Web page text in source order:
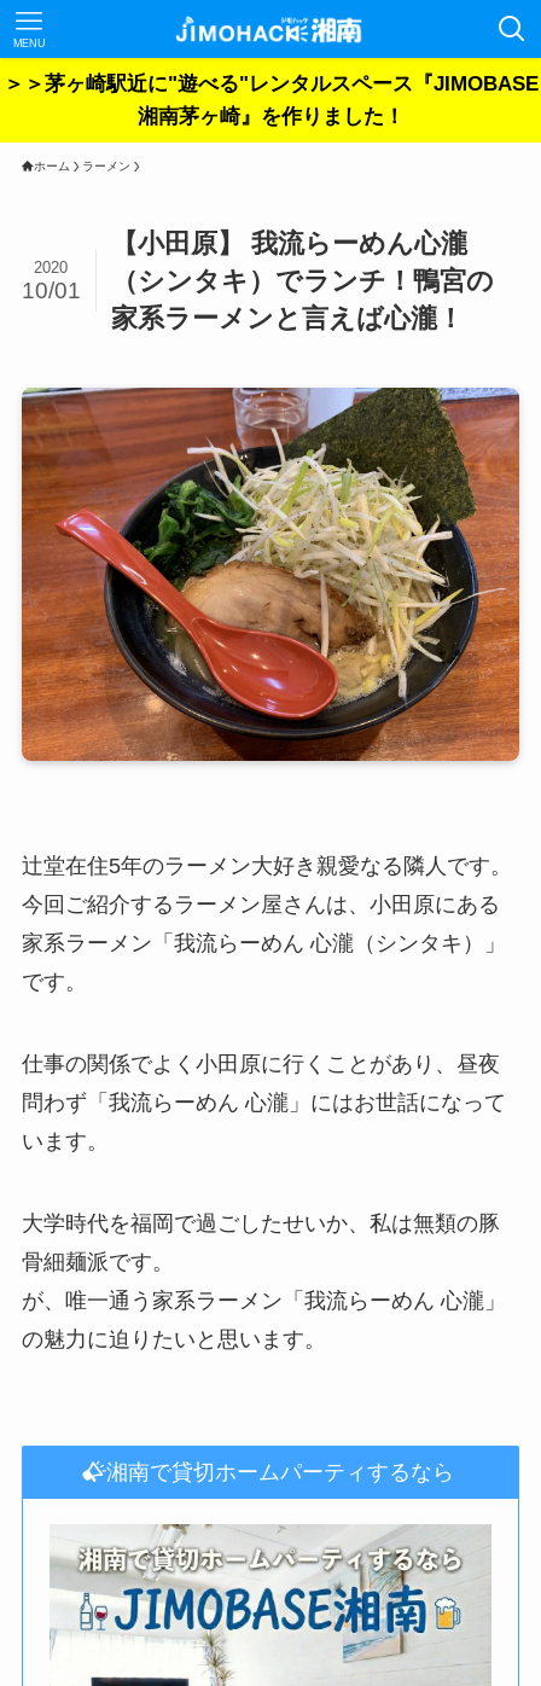
MENU
＞＞茅ヶ崎駅近に"遊べる"レンタルスペース『JIMOBASE
湘南茅ヶ崎』を作りました！
ホーム ラーメン
【小田原】 我流らーめん心瀧
（シンタキ）でランチ！鴨宮の
家系ラーメンと言えば心瀧！
2020
10/01
辻堂在住5年のラーメン大好き親愛なる隣人です。
今回ご紹介するラーメン屋さんは、小田原にある
家系ラーメン「我流らーめん 心瀧（シンタキ）」
です。
仕事の関係でよく小田原に行くことがあり、昼夜
問わず「我流らーめん 心瀧」にはお世話になって
います。
大学時代を福岡で過ごしたせいか、私は無類の豚
骨細麺派です。
が、唯一通う家系ラーメン「我流らーめん 心瀧」
の魅力に迫りたいと思います。
湘南で貸切ホームパーティするなら